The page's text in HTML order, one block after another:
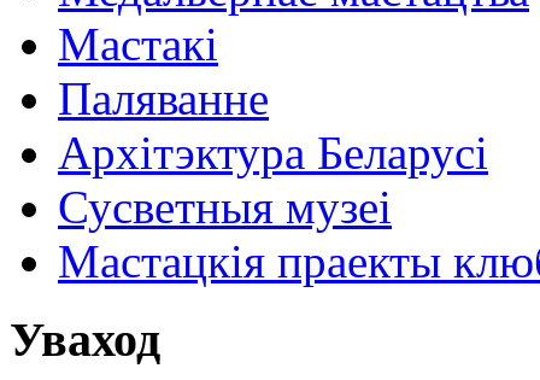
Мастакі
Паляванне
Архітэктура Беларусі
Сусветныя музеі
Мастацкія праекты
Уваход